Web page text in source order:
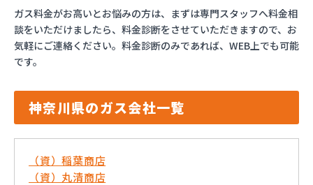
ガス料金がお高いとお悩みの方は、まずは専門スタッフへ料金相
談をいただけましたら、料金診断をさせていただきますので、お
気軽にご連絡ください。料金診断のみであれば、WEB上でも可能
です。
神奈川県のガス会社一覧
（資）稲葉商店
（資）丸清商店